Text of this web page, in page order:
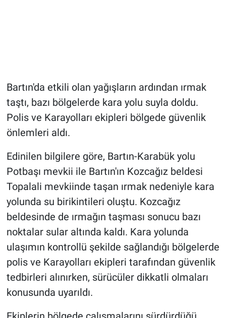
Bartın'da etkili olan yağışların ardından ırmak
taştı, bazı bölgelerde kara yolu suyla doldu.
Polis ve Karayolları ekipleri bölgede güvenlik
önlemleri aldı.
Edinilen bilgilere göre, Bartın-Karabük yolu
Potbaşı mevkii ile Bartın'ın Kozcağız beldesi
Topalali mevkiinde taşan ırmak nedeniyle kara
yolunda su birikintileri oluştu. Kozcağız
beldesinde de ırmağın taşması sonucu bazı
noktalar sular altında kaldı. Kara yolunda
ulaşımın kontrollü şekilde sağlandığı bölgelerde
polis ve Karayolları ekipleri tarafından güvenlik
tedbirleri alınırken, sürücüler dikkatli olmaları
konusunda uyarıldı.